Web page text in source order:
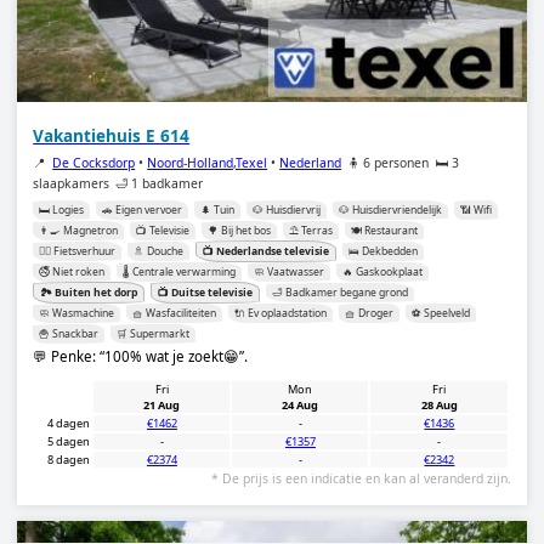
Vakantiehuis E 614
📍 De Cocksdorp • Noord-Holland,Texel • Nederland 🧍 6 personen 🛏️ 3
slaapkamers 🛁 1 badkamer
🛏️ Logies 🚗 Eigen vervoer 🌲 Tuin 🐶 Huisdiervrij 🐶 Huisdiervriendelijk
📶 Wifi
👨‍🍳 Magnetron
📺 Televisie 🌳 Bij het bos ⛱️ Terras
🍽️ Restaurant
🚴‍♂️ Fietsverhuur
🚿 Douche 📺 Nederlandse televisie
🛌 Dekbedden
🚭 Niet roken
🌡️ Centrale verwarming 🧼 Vaatwasser
🔥 Gaskookplaat
🏞️ Buiten het dorp
📺 Duitse televisie
🛁 Badkamer begane grond
🧼 Wasmachine
🧺 Wasfaciliteiten 🔌 Ev oplaadstation 🧺 Droger
⚽️ Speelveld
🍟 Snackbar
🛒 Supermarkt
💬 Penke: 100% wat je zoekt😁 .
Fri
21 Aug
Mon
24 Aug
Fri
28 Aug
4 dagen
€1462 -
€1436
5 dagen
- €1357
-
8 dagen
€2374 - €2342
* De prijs is een indicatie en kan al veranderd zijn.